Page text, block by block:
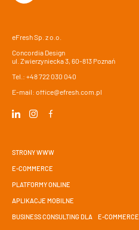
eFresh Sp. z o.o.
Concordia Design
ul. Zwierzyniecka 3, 60-813 Poznań
Tel.: +48 722 030 040
E-mail: office@efresh.com.pl
STRONY WWW
E-COMMERCE
PLATFORMY ONLINE
APLIKACJE MOBILNE
BUSINESS CONSULTING DLA E-COMMERCE